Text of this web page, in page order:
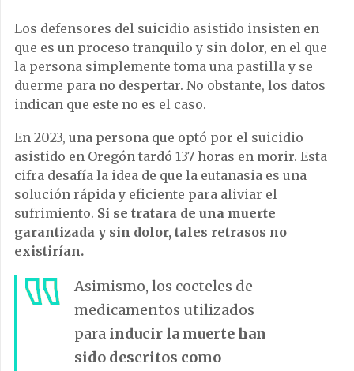
Los defensores del suicidio asistido insisten en
que es un proceso tranquilo y sin dolor, en el que
la persona simplemente toma una pastilla y se
duerme para no despertar. No obstante, los datos
indican que este no es el caso.
En 2023, una persona que optó por el suicidio
asistido en Oregón tardó 137 horas en morir. Esta
cifra desafía la idea de que la eutanasia es una
solución rápida y eficiente para aliviar el
sufrimiento. Si se tratara de una muerte
garantizada y sin dolor, tales retrasos no
existirían.
Asimismo, los cocteles de
medicamentos utilizados
para inducir la muerte han
sido descritos como